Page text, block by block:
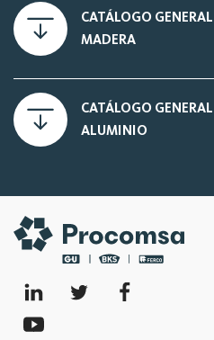
CATÁLOGO GENERAL
MADERA
CATÁLOGO GENERAL
ALUMINIO